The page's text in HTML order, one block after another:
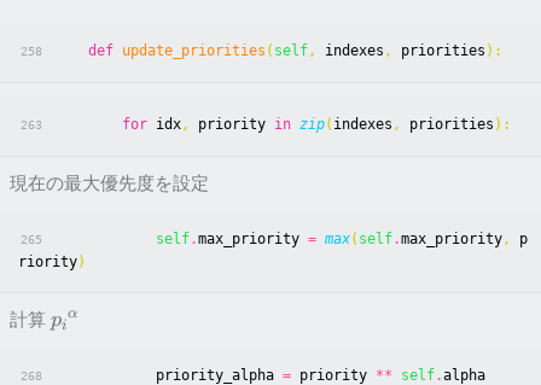
258 def update_priorities ( self, indexes , priorities ):
263 for idx, priority in zip( indexes , priorities ):
現在の最大優先度を設定
265 self.max_priority = max( self.max_priority,
p
riority)
計算 pi
α
268 priority_alpha = priority ** self.alpha